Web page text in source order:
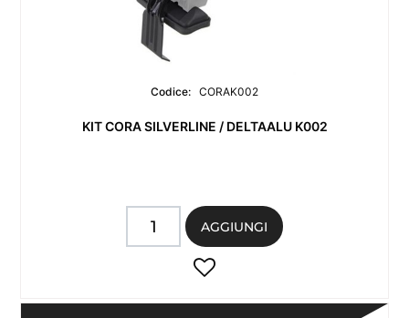
Codice: CORAK002
KIT CORA SILVERLINE / DELTAALU K002
Quantità
AGGIUNGI